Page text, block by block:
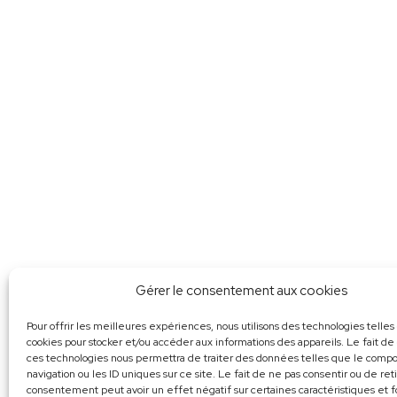
Gérer le consentement aux cookies
Pour offrir les meilleures expériences, nous utilisons des technologies
cookies pour stocker et/ou accéder aux informations des appareils. Le fait de
ces technologies nous permettra de traiter des données telles que le
navigation ou les ID uniques sur ce site. Le fait de ne pas consentir ou de
consentement peut avoir un effet négatif sur certaines caractéristiques et